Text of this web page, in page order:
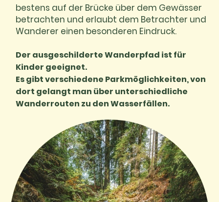
bestens auf der Brücke über dem Gewässer
betrachten und erlaubt dem Betrachter und
Wanderer einen besonderen Eindruck.
Der ausgeschilderte Wanderpfad ist für
Kinder geeignet.
Es gibt verschiedene Parkmöglichkeiten, von
dort gelangt man über unterschiedliche
Wanderrouten zu den Wasserfällen.